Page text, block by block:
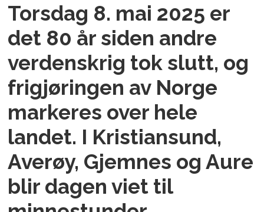
Torsdag 8. mai 2025 er
det 80 år siden andre
verdenskrig tok slutt, og
frigjøringen av Norge
markeres over hele
landet. I Kristiansund,
Averøy, Gjemnes og Aure
blir dagen viet til